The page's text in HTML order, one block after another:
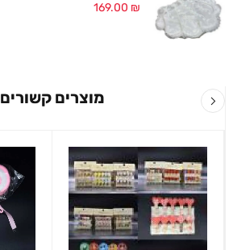
169.00 ₪
מוצרים קשורים